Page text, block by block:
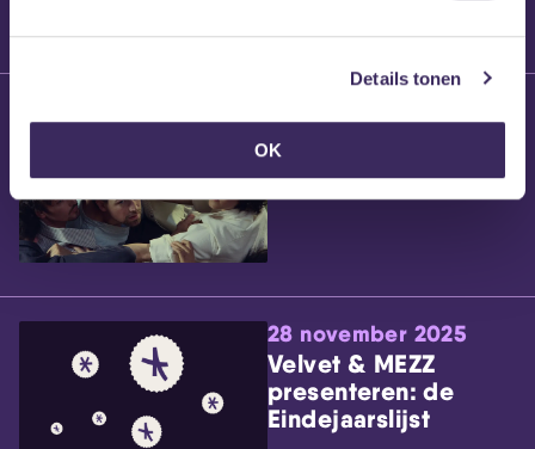
Details tonen
OKWillem’s Blog: Ão
28 november 2025
Velvet & MEZZ
presenteren: de
Eindejaarslijst